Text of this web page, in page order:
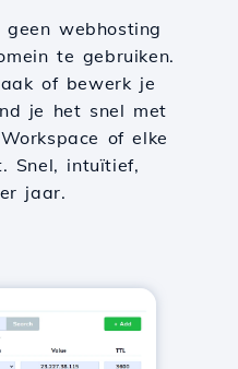
webhosting
te gebruiken.
of bewerk je
je het snel met
of elke
Snel, intuïtief,
jaar.